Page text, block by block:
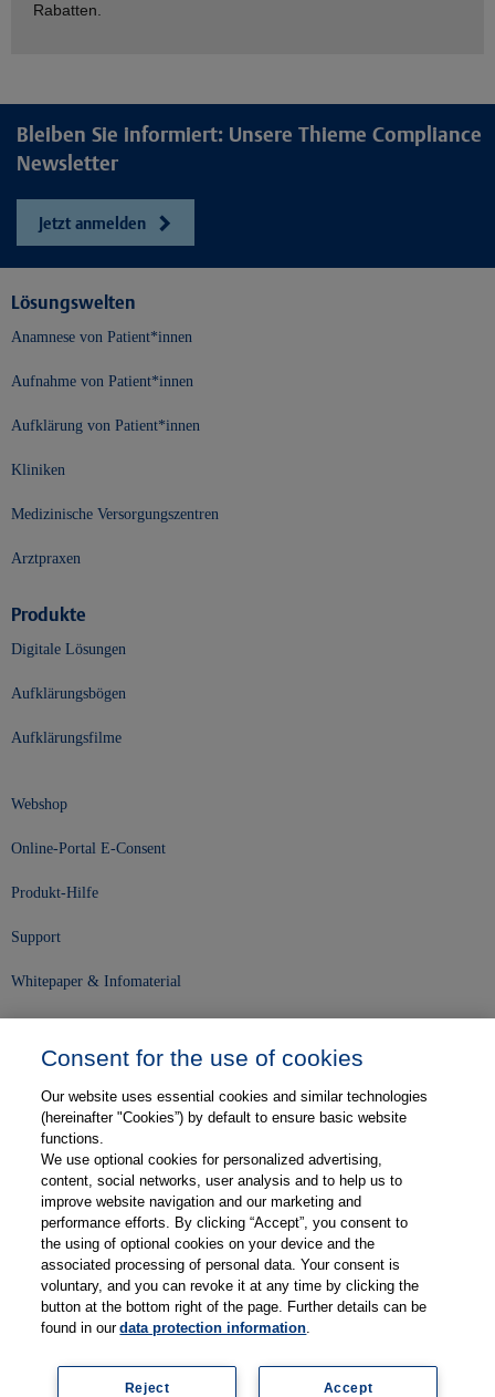
Rabatten.
Bleiben Sie informiert: Unsere Thieme Compliance
Newsletter
Jetzt anmelden
Lösungswelten
Anamnese von Patient*innen
Aufnahme von Patient*innen
Aufklärung von Patient*innen
Kliniken
Medizinische Versorgungszentren
Arztpraxen
Produkte
Digitale Lösungen
Aufklärungsbögen
Aufklärungsfilme
Webshop
Online-Portal E-Consent
Produkt-Hilfe
Support
Whitepaper & Infomaterial
Karriere
Kontakt
Web-Semniare
Anwenderberichte
Partner
Consent for the use of cookies
Our website uses essential cookies and similar technologies
(hereinafter "Cookies”) by default to ensure basic website
functions.
We use optional cookies for personalized advertising,
content, social networks, user analysis and to help us to
improve website navigation and our marketing and
performance efforts. By clicking “Accept”, you consent to
the using of optional cookies on your device and the
associated processing of personal data. Your consent is
voluntary, and you can revoke it at any time by clicking the
button at the bottom right of the page. Further details can be
found in ourdata protection information.
Accept
Reject